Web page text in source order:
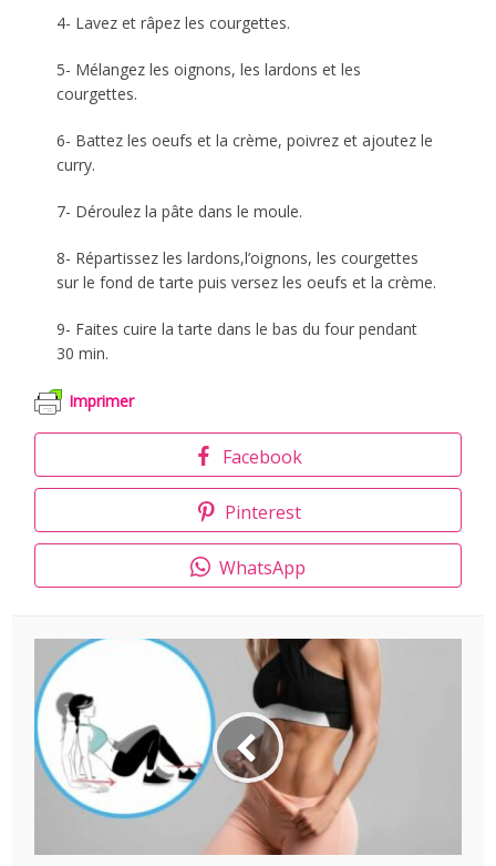
4- Lavez et râpez les courgettes.
5- Mélangez les oignons, les lardons et les
courgettes.
6- Battez les oeufs et la crème, poivrez et ajoutez le
curry.
7- Déroulez la pâte dans le moule.
8- Répartissez les lardons,l’oignons, les courgettes
sur le fond de tarte puis versez les oeufs et la crème.
9- Faites cuire la tarte dans le bas du four pendant
30 min.
Imprimer
Facebook
Pinterest
WhatsApp